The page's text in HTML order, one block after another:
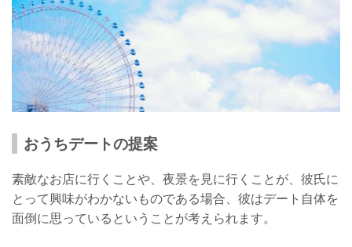
おうちデートの提案
素敵なお店に行くことや、夜景を見に行くことが、彼氏に
とって興味がわかないものである場合、彼はデート自体を
面倒に思っているということが考えられます。